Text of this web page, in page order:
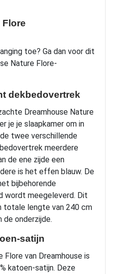
Flore
toe? Ga dan voor dit
Nature Flore-
dekbedovertrek
Dreamhouse Nature
je je slaapkamer om in
twee verschillende
meerdere
de ene zijde een
is het effen blauw. De
bijbehorende
wordt meegeleverd. Dit
lengte van 240 cm
de onderzijde.
satijn
van Dreamhouse is
katoen-satijn. Deze